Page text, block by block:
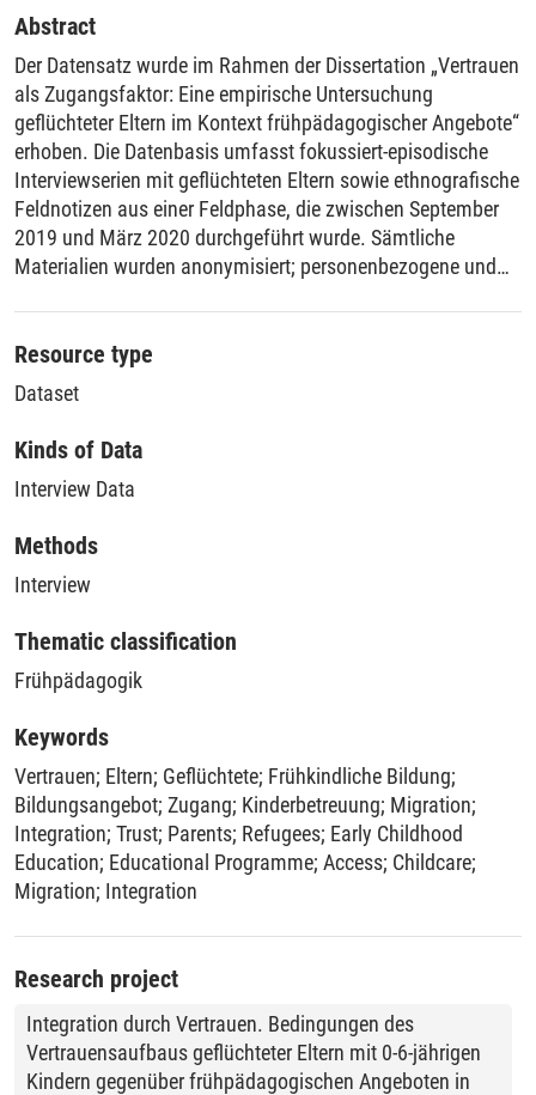
Abstract
Der Datensatz wurde im Rahmen der Dissertation „Vertrauen
als Zugangsfaktor: Eine empirische Untersuchung
geflüchteter Eltern im Kontext frühpädagogischer Angebote“
erhoben. Die Datenbasis umfasst fokussiert-episodische
Interviewserien mit geflüchteten Eltern sowie ethnografische
Feldnotizen aus einer Feldphase, die zwischen September
2019 und März 2020 durchgeführt wurde. Sämtliche
Materialien wurden anonymisiert; personenbezogene und
Resource type
Dataset
Kinds of Data
Interview Data
Methods
Interview
Thematic classification
Frühpädagogik
Keywords
Vertrauen; Eltern; Geflüchtete; Frühkindliche Bildung;
Bildungsangebot; Zugang; Kinderbetreuung; Migration;
Integration; Trust; Parents; Refugees; Early Childhood
Education; Educational Programme; Access; Childcare;
Migration; Integration
Research project
Integration durch Vertrauen. Bedingungen des
Vertrauensaufbaus geflüchteter Eltern mit 0-6-jährigen
Kindern gegenüber frühpädagogischen Angeboten in